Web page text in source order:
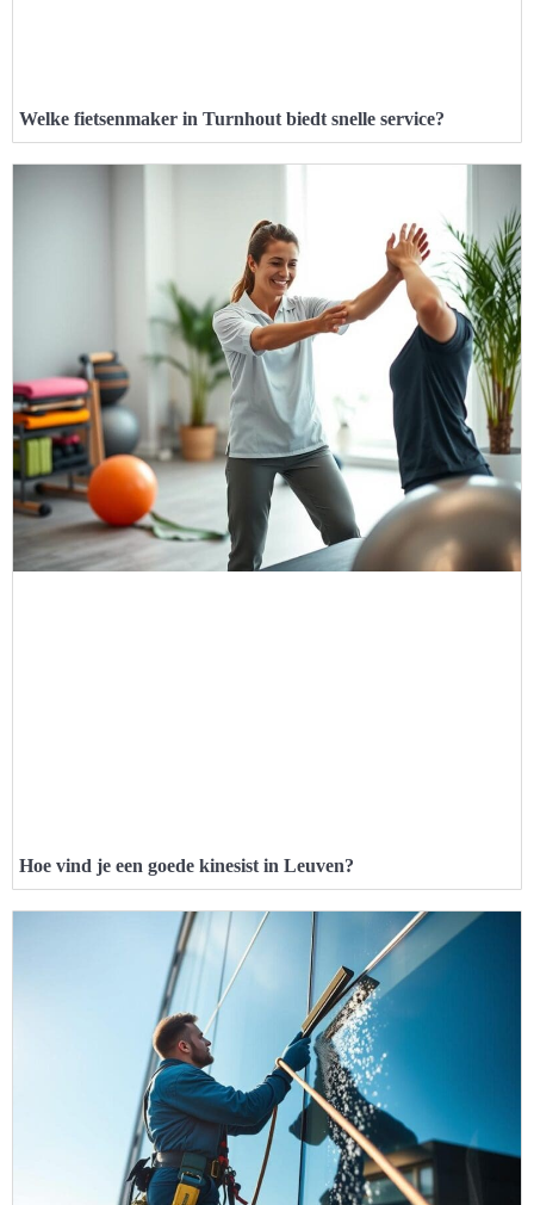
Welke fietsenmaker in Turnhout biedt snelle service?
Hoe vind je een goede kinesist in Leuven?